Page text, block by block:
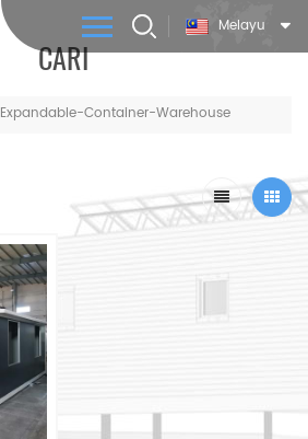
Melayu
CARI
Expandable-Container-Warehouse